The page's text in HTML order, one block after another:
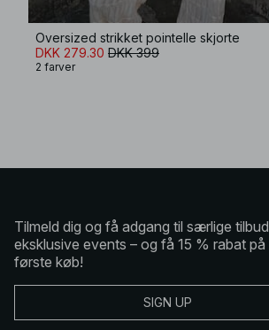
Oversized strikket pointelle skjorte
DKK 279.30 DKK 399
2 farver
Tilmeld dig og få adgang til særlige tilbud,
eksklusive events – og få 15 % rabat på
første køb!
SIGN UP